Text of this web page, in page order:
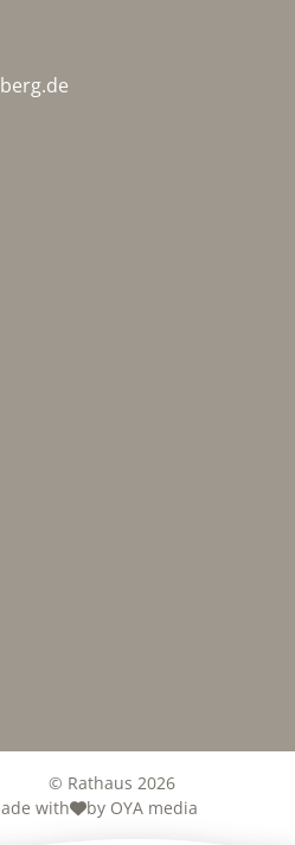
© Rathaus 2026
with
by OYA media